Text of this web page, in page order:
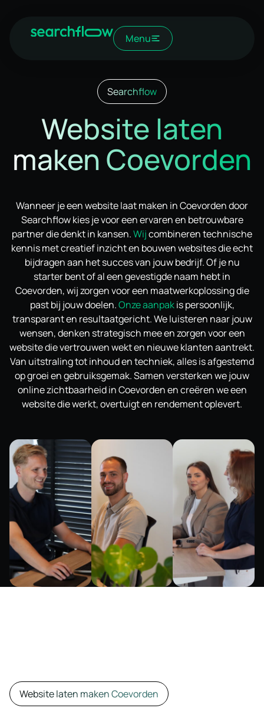
Menu
Searchflow
Website laten
maken Coevorden
Wanneer je een website laat maken in Coevorden door
Searchflow kies je voor een ervaren en betrouwbare
partner die denkt in kansen.Wijcombineren technische
kennis met creatief inzicht en bouwen websites die echt
bijdragen aan het succes van jouw bedrijf. Of je nu
starter bent of al een gevestigde naam hebt in
Coevorden, wij zorgen voor een maatwerkoplossing die
past bij jouw doelen.Onze aanpakis persoonlijk,
transparant en resultaatgericht. We luisteren naar jouw
wensen, denken strategisch mee en zorgen voor een
website die vertrouwen wekt en nieuwe klanten aantrekt.
Van uitstraling tot inhoud en techniek, alles is afgestemd
op groei en gebruiksgemak. Samen versterken we jouw
online zichtbaarheid in Coevorden en creëren we een
website die werkt, overtuigt en rendement oplevert.
Website laten maken Coevorden